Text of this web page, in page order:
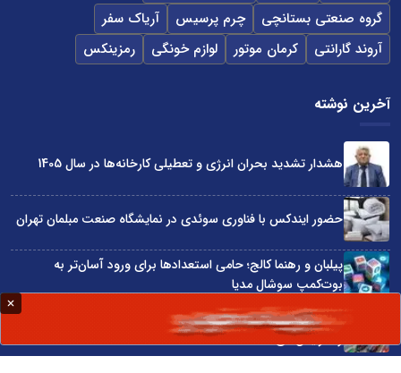
گروه صنعتی بستانچی
چرم پرسیس
آریاک سفر
آروند گارانتی
کرمان موتور لوازم خونگی رمزینکس
آخرین نوشته
هشدار تشدید بحران انرژی و تعطیلی کارخانه‌ها در سال 1405
حضور ایندکس با فناوری سوئدی در نمایشگاه صنعت مبلمان تهران
پیلبان و رهنما کالج؛ حامی استعدادها برای ورود آسان‌تر به
بوت‌کمپ سوشال مدیا
واردات مستقیم از چین؛ چگونه حذف واسطه‌ها سود کسب‌وکارها
را افزایش می‌دهد؟